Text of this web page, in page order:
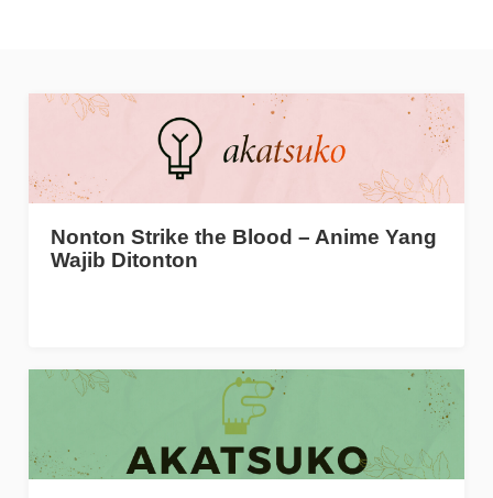
Nonton Strike the Blood – Anime Yang
Wajib Ditonton